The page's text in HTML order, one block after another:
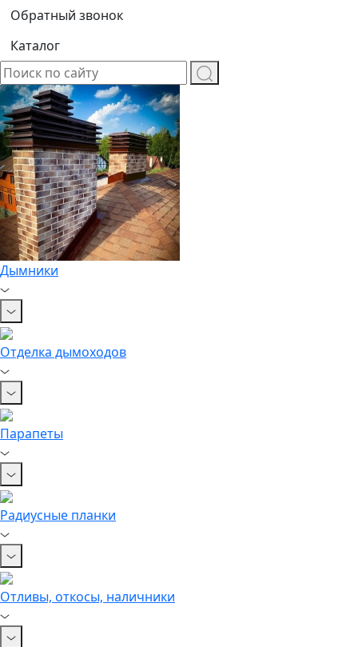
Обратный звонок
Каталог
Дымники
Отделка дымоходов
Парапеты
Радиусные планки
Отливы, откосы, наличники